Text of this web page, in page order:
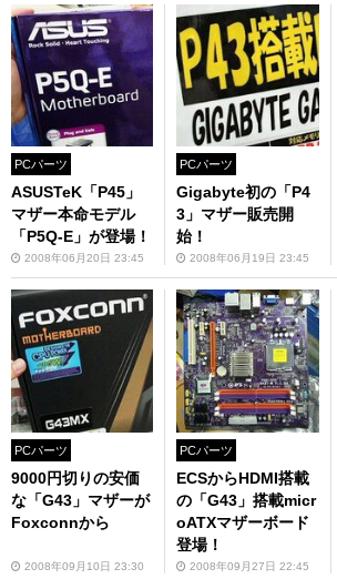
PCパーツ
ASUSTeK「P45」
マザー本命モデル
「P5Q-E」が登場！
2008年06月20日 23:45
PCパーツ
Gigabyte初の「P4
3」マザー販売開
始！
2008年06月19日 23:45
PCパーツ
9000円切りの安価
な「G43」マザーが
Foxconnから
2008年09月10日 23:30
PCパーツ
ECSからHDMI搭載
の「G43」搭載micr
oATXマザーボード
登場！
2008年09月27日 22:45